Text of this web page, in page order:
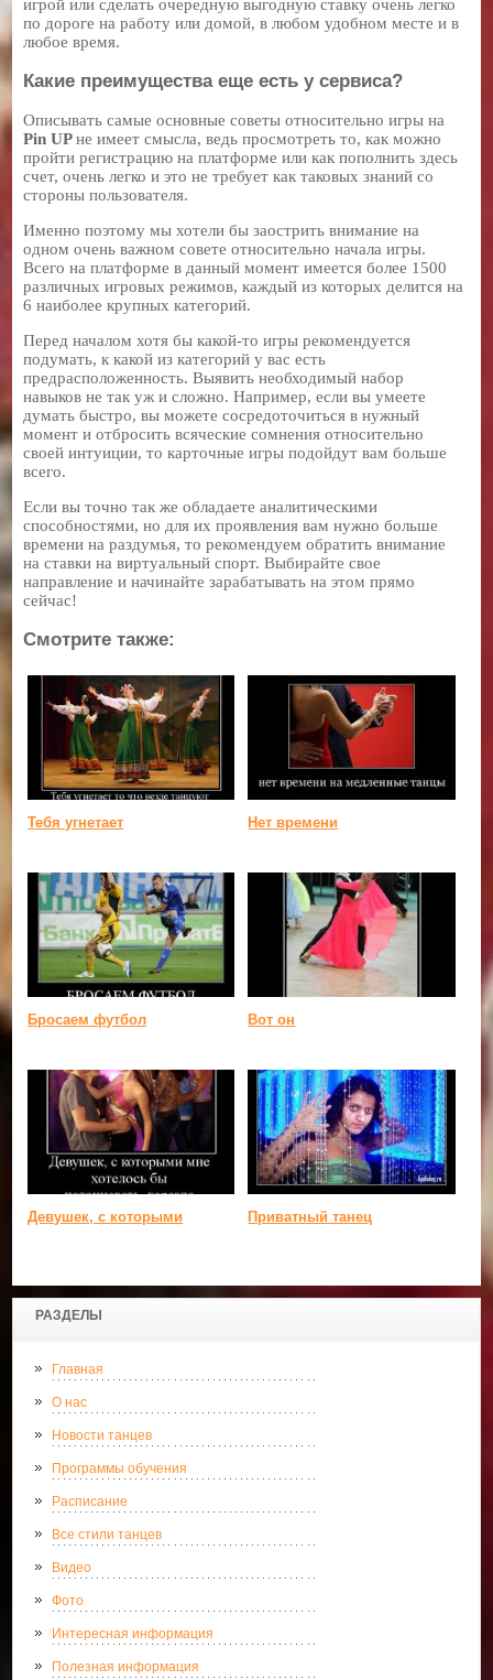
РАЗДЕЛЫ
Главная
О нас
Новости танцев
Программы обучения
Расписание
Все стили танцев
Видео
Фото
Интересная информация
Полезная информация
игрой или сделать очередную выгодную ставку очень легко
по дороге на работу или домой, в любом удобном месте и в
любое время.
Какие преимущества еще есть у сервиса?
Описывать самые основные советы относительно игры на
Pin UP не имеет смысла, ведь просмотреть то, как можно
пройти регистрацию на платформе или как пополнить здесь
счет, очень легко и это не требует как таковых знаний со
стороны пользователя.
Именно поэтому мы хотели бы заострить внимание на
одном очень важном совете относительно начала игры.
Всего на платформе в данный момент имеется более 1500
различных игровых режимов, каждый из которых делится на
6 наиболее крупных категорий.
Перед началом хотя бы какой-то игры рекомендуется
подумать, к какой из категорий у вас есть
предрасположенность. Выявить необходимый набор
навыков не так уж и сложно. Например, если вы умеете
думать быстро, вы можете сосредоточиться в нужный
момент и отбросить всяческие сомнения относительно
своей интуиции, то карточные игры подойдут вам больше
всего.
Если вы точно так же обладаете аналитическими
способностями, но для их проявления вам нужно больше
времени на раздумья, то рекомендуем обратить внимание
на ставки на виртуальный спорт. Выбирайте свое
направление и начинайте зарабатывать на этом прямо
сейчас!
Смотрите также:
Тебя угнетает Нет времени
Бросаем футбол Вот он
Девушек, с которыми Приватный танец